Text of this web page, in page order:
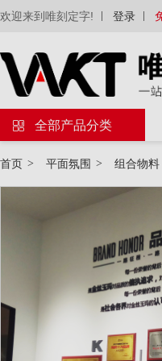
欢迎来到唯刻定字! 登录
全部产品分类
首页 > 平面氛围 > 组合物料